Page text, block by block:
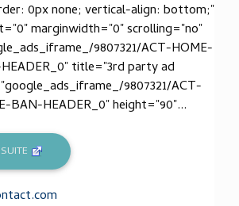
0px none; vertical-align: bottom;"
marginwidth="0" scrolling="no"
9807321/ACT-HOME-
title="3rd party ad
9807321/ACT-
BAN-HEADER_0" height="90"...